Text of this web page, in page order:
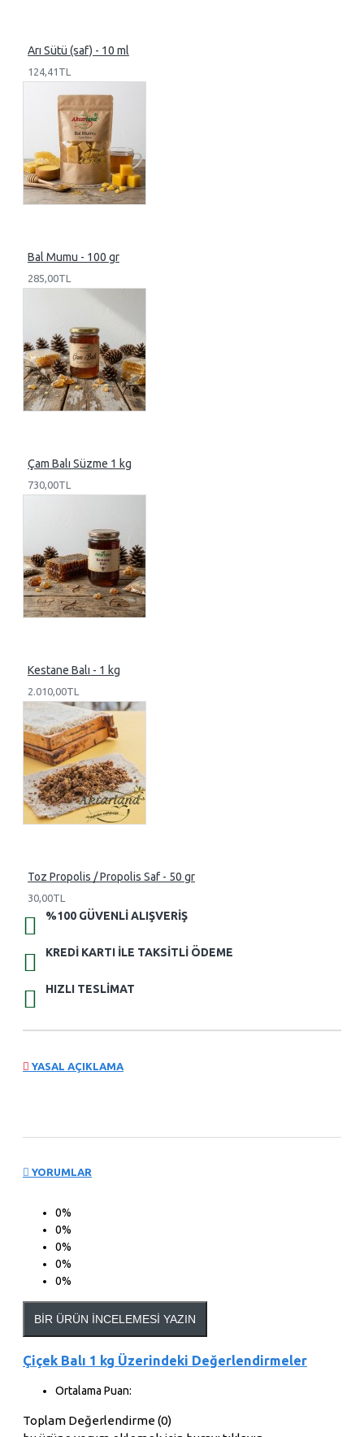
Arı Sütü (saf) - 10 ml
124,41TL
Bal Mumu - 100 gr
285,00TL
Çam Balı Süzme 1 kg
730,00TL
Kestane Balı - 1 kg
2.010,00TL
Toz Propolis / Propolis Saf - 50 gr
30,00TL
%100 GÜVENLI ALIŞVERIŞ
KREDI KARTI ILE TAKSITLI ÖDEME
HIZLI TESLIMAT
YASAL AÇIKLAMA
YORUMLAR
0%
0%
0%
0%
0%
BIR ÜRÜN İNCELEMESI YAZIN
Çiçek Balı 1 kg Üzerindeki Değerlendirmeler
Ortalama Puan:
Toplam Değerlendirme (0)